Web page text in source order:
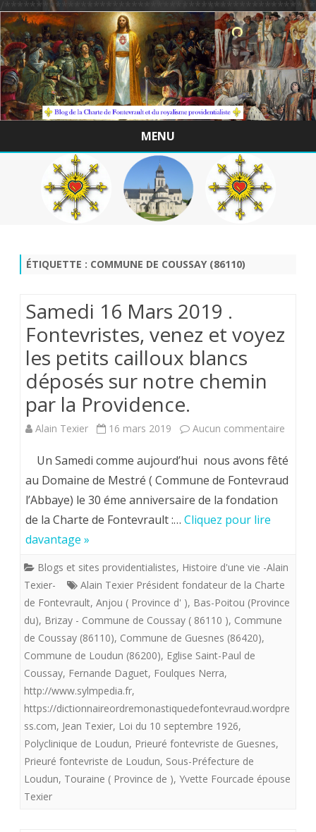
/
MENU
Skip
to
content
ÉTIQUETTE : COMMUNE DE COUSSAY (86110)
Samedi 16 Mars 2019 .
Fontevristes, venez et voyez
les petits cailloux blancs
déposés sur notre chemin
par la Providence.
Alain Texier 16 mars 2019 Aucun commentaire
16
venez
Un Samedi comme aujourd’hui nous avons fêté
au Domaine de Mestré ( Commune de Fontevraud
l’Abbaye) le 30 éme anniversaire de la fondation
de la Charte de Fontevrault :… Cliquez pour lire
davantage »
Blogs et sites providentialistes, Histoire d'une vie -Alain
Texier-
Alain Texier Président fondateur de la Charte
de Fontevrault, Anjou ( Province d' ), Bas-Poitou (Province
du), Brizay - Commune de Coussay ( 86110 ), Commune
de Coussay (86110), Commune de Guesnes (86420),
Commune de Loudun (86200), Eglise Saint-Paul de
Coussay, Fernande Daguet, Foulques Nerra,
http://www.sylmpedia.fr,
https://dictionnaireordremonastiquedefontevraud.wordpre
ss.com, Jean Texier, Loi du 10 septembre 1926,
Polyclinique de Loudun, Prieuré fontevriste de Guesnes,
Prieuré fontevriste de Loudun, Sous-Préfecture de
Loudun, Touraine ( Province de ), Yvette Fourcade épouse
Texier